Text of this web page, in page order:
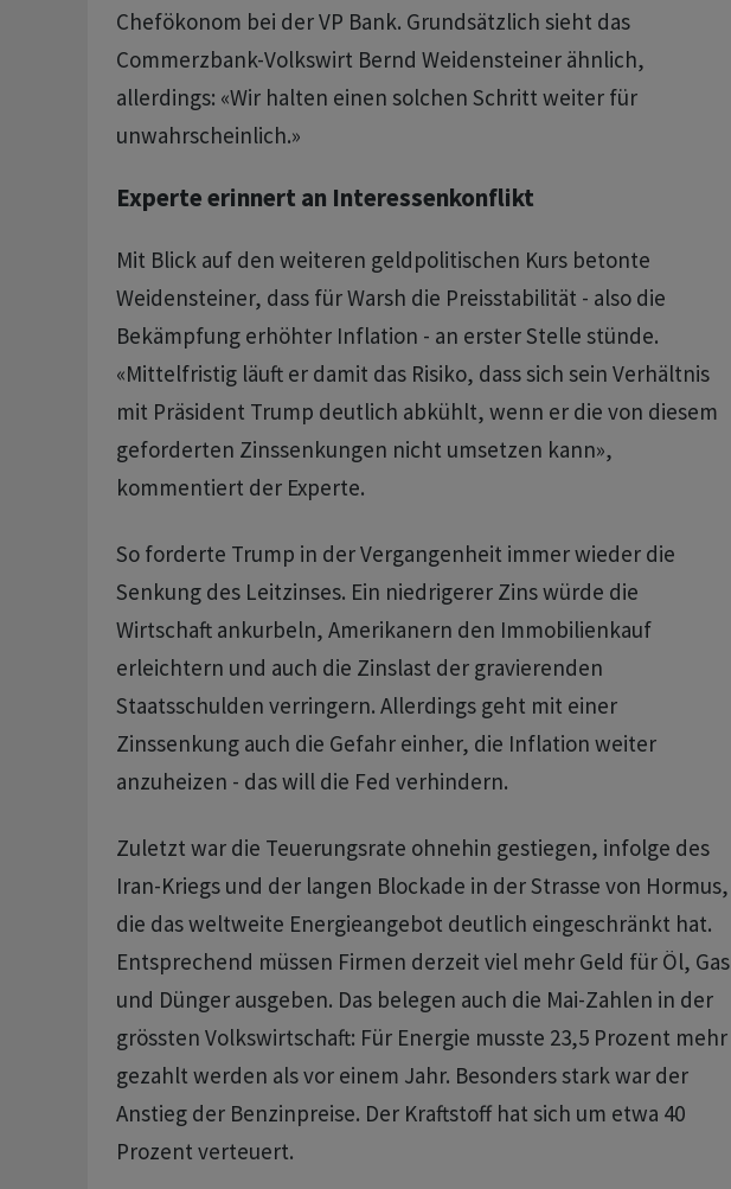
Chefökonom bei der VP Bank. Grundsätzlich sieht das
Commerzbank-Volkswirt Bernd Weidensteiner ähnlich,
allerdings: «Wir halten einen solchen Schritt weiter für
unwahrscheinlich.»
Experte erinnert an Interessenkonflikt
Mit Blick auf den weiteren geldpolitischen Kurs betonte
Weidensteiner, dass für Warsh die Preisstabilität - also die
Bekämpfung erhöhter Inflation - an erster Stelle stünde.
«Mittelfristig läuft er damit das Risiko, dass sich sein Verhältnis
mit Präsident Trump deutlich abkühlt, wenn er die von diesem
geforderten Zinssenkungen nicht umsetzen kann»,
kommentiert der Experte.
So forderte Trump in der Vergangenheit immer wieder die
Senkung des Leitzinses. Ein niedrigerer Zins würde die
Wirtschaft ankurbeln, Amerikanern den Immobilienkauf
erleichtern und auch die Zinslast der gravierenden
Staatsschulden verringern. Allerdings geht mit einer
Zinssenkung auch die Gefahr einher, die Inflation weiter
anzuheizen - das will die Fed verhindern.
Zuletzt war die Teuerungsrate ohnehin gestiegen, infolge des
Iran-Kriegs und der langen Blockade in der Strasse von Hormus,
die das weltweite Energieangebot deutlich eingeschränkt hat.
Entsprechend müssen Firmen derzeit viel mehr Geld für Öl, Gas
und Dünger ausgeben. Das belegen auch die Mai-Zahlen in der
grössten Volkswirtschaft: Für Energie musste 23,5 Prozent mehr
gezahlt werden als vor einem Jahr. Besonders stark war der
Anstieg der Benzinpreise. Der Kraftstoff hat sich um etwa 40
Prozent verteuert.